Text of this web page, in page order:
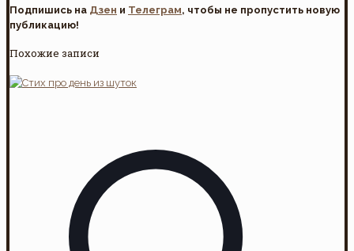
Подпишись на Дзен и Телеграм, чтобы не пропустить новую
публикацию!
Похожие записи